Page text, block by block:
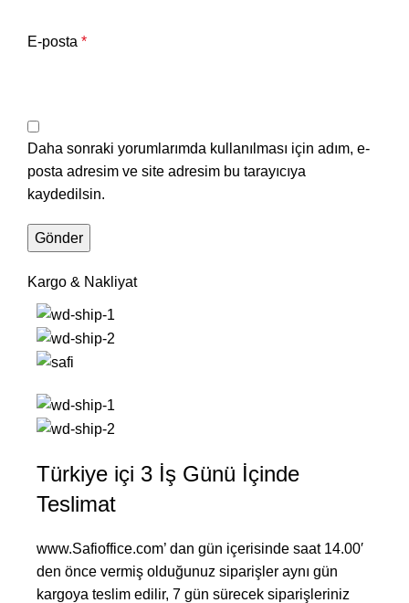
E-posta *
Daha sonraki yorumlarımda kullanılması için adım, e-
posta adresim ve site adresim bu tarayıcıya
kaydedilsin.
Kargo & Nakliyat
Türkiye içi 3 İş Günü İçinde
Teslimat
www.Safioffice.com’ dan gün içerisinde saat 14.00′
den önce vermiş olduğunuz siparişler aynı gün
kargoya teslim edilir, 7 gün sürecek siparişleriniz